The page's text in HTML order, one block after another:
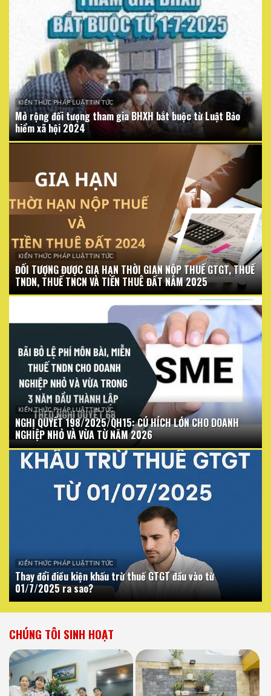
KIẾN THỨC PHÁP LUẬT TIN TỨC
Mở rộng đối tượng tham gia BHXH bắt buộc từ Luật Bảo
hiểm xã hội 2024
KIẾN THỨC PHÁP LUẬT TIN TỨC
ĐỐI TƯỢNG ĐƯỢC GIA HẠN THỜI GIAN NỘP THUẾ GTGT, THUẾ
TNDN, THUẾ TNCN VÀ TIỀN THUÊ ĐẤT NĂM 2025
KIẾN THỨC PHÁP LUẬT TIN TỨC
NGHỊ QUYẾT 198/2025/QH15: CÚ HÍCH LỚN CHO DOANH
NGHIỆP NHỎ VÀ VỪA TỪ NĂM 2026
KIẾN THỨC PHÁP LUẬT TIN TỨC
Thay đổi điều kiện khấu trừ thuế GTGT đầu vào từ
01/7/2025 ra sao?
CHÚNG TÔI SINH HOẠT